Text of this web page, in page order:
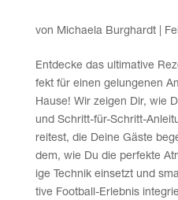
von Michaela Burghardt|
Ent­de­cke das ulti­ma­ti­ve
fekt für einen gelun­ge­nen
Hau­se! Wir zei­gen Dir, wie
und Schritt-für-Schritt-
rei­test, die Dei­ne Gäs­te
dem, wie Du die per­fek­te
i­ge Tech­nik ein­setzt und
ti­ve Foot­ball-Erleb­nis